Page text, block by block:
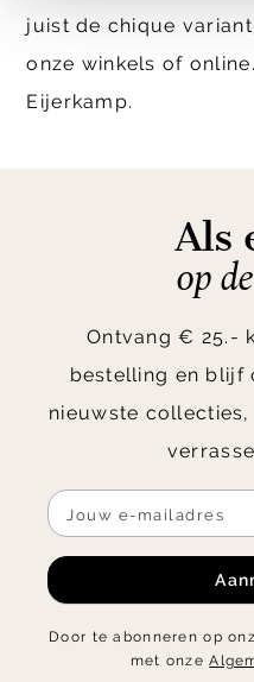
juist de chique
onze winkels of
Eijerkamp.
Als
op
Ontvang € 25.-
bestelling en blijf
nieuwste
Door te abonneren op
met onze